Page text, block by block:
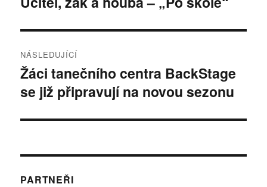
NÁSLEDUJÍCÍ
Následující
příspěvek:
Žáci tanečního centra BackStage
se již připravují na novou sezonu
PARTNEŘI